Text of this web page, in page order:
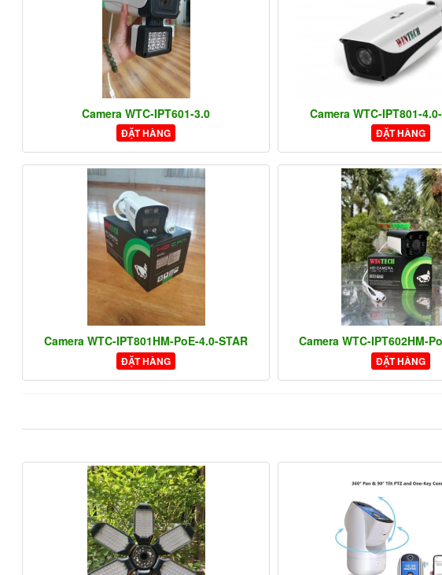
Camera WTC-IPT601-3.0
ĐẶT HÀNG
Camera WTC-IPT801-
ĐẶT HÀNG
Camera WTC-IPT801HM-PoE-4.0-STAR
ĐẶT HÀNG
Camera WTC-IPT602HM-
ĐẶT HÀNG